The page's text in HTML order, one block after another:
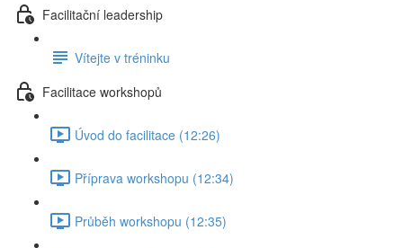
Facilitační leadership
Vítejte v tréninku
Facilitace workshopů
Úvod do facilitace (12:26)
Příprava workshopu (12:34)
Průběh workshopu (12:35)